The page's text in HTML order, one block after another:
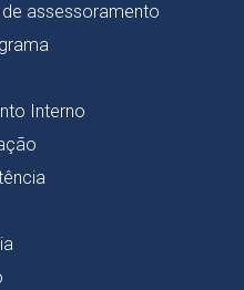
assessoramento
Interno